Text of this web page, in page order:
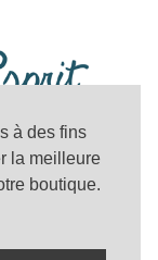
à des fins
la meilleure
boutique.
réservés